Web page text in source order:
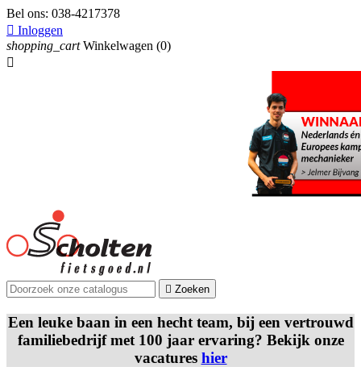
Bel ons: 038-4217378
 Inloggen
shopping_cart Winkelwagen (0)

 Zoeken
Een leuke baan in een hecht team, bij een vertrouwd
familiebedrijf met 100 jaar ervaring? Bekijk onze
vacatures hier